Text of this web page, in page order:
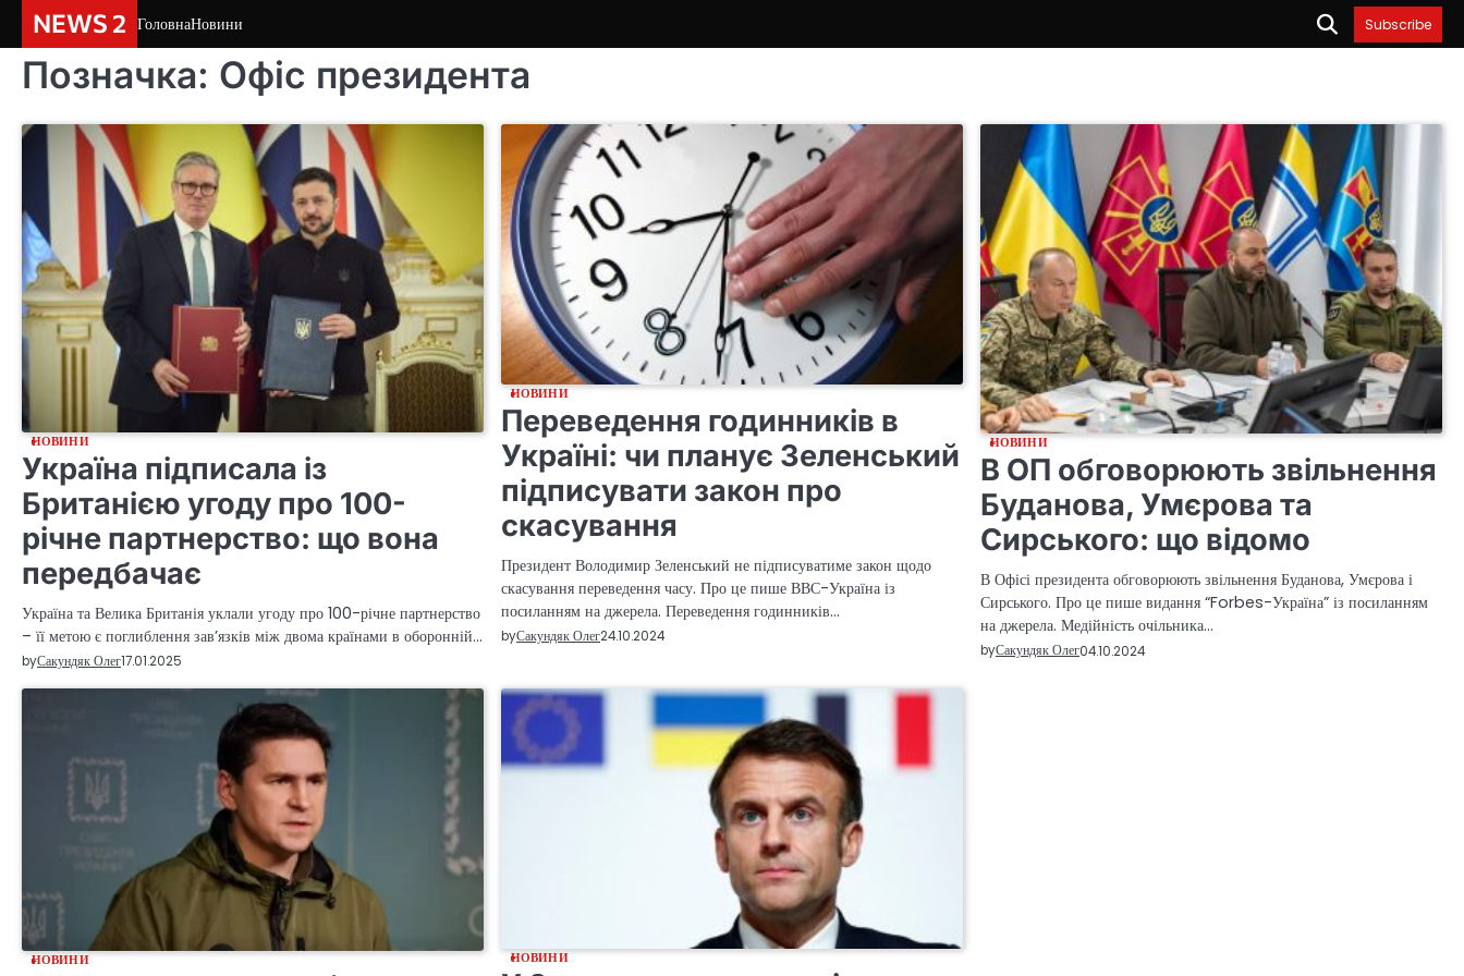
content
NEWS 2 ГоловнаНовини Subscribe
Позначка: Офіс президента
НОВИНИ
Україна підписала із
Британією угоду про 100-
річне партнерство: що вона
передбачає
Україна та Велика Британія уклали угоду про 100-річне партнерство
– її метою є поглиблення зав’язків між двома країнами в оборонній…
byСакундяк Олег17.01.2025
НОВИНИ
Переведення годинників в
Україні: чи планує Зеленський
підписувати закон про
скасування
Президент Володимир Зеленський не підписуватиме закон щодо
скасування переведення часу. Про це пише ВВС-Україна із
посиланням на джерела. Переведення годинників…
byСакундяк Олег24.10.2024
НОВИНИ
В ОП обговорюють звільнення
Буданова, Умєрова та
Сирського: що відомо
В Офісі президента обговорюють звільнення Буданова, Умєрова і
Сирського. Про це пише видання “Forbes-Україна” із посиланням
на джерела. Медійність очільника…
byСакундяк Олег04.10.2024
НОВИНИ НОВИНИ